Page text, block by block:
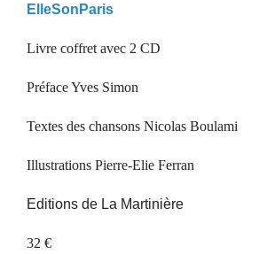
ElleSonParis
Livre coffret avec 2 CD
Préface Yves Simon
Textes des chansons Nicolas Boulami
Illustrations Pierre-Elie Ferran
Editions de La Martinière
32 €